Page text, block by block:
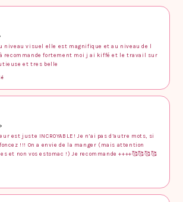
niveau visuel elle est magnifique et au niveau de l
recommande fortement moi j ai kiffé et le travail sur
et tres belle
est juste INCROYABLE! Je n’ai pas d’autre mots, si
!!! On a envie de la manger (mais attention
et non vos estomac !) Je recommande ++++🥰🥰🥰🥰